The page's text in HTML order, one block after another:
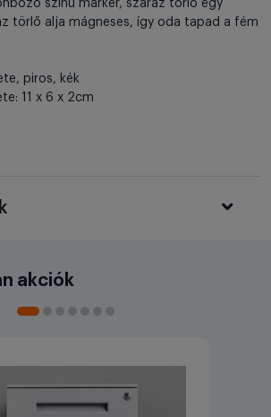
színű marker, száraz törlő egy
törlő alja mágneses, így oda tapad a fém
piros, kék
11 x 6 x 2cm
akciók